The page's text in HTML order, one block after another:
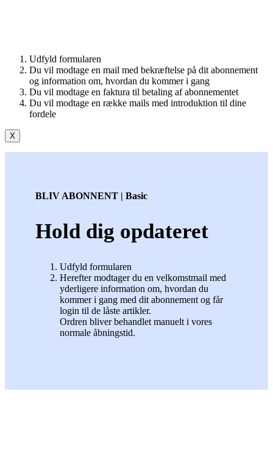
Udfyld formularen
Du vil modtage en mail med bekræftelse på dit abonnement
og information om, hvordan du kommer i gang
Du vil modtage en faktura til betaling af abonnementet
Du vil modtage en række mails med introduktion til dine
fordele
X
BLIV ABONNENT | Basic
Hold dig opdateret
Udfyld formularen
Herefter modtager du en velkomstmail med
yderligere information om, hvordan du
kommer i gang med dit abonnement og får
login til de låste artikler.
Ordren bliver behandlet manuelt i vores
normale åbningstid.